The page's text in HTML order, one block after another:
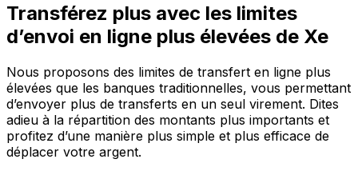
Transférez plus avec les limites
d’envoi en ligne plus élevées de Xe
Nous proposons des limites de transfert en ligne plus
élevées que les banques traditionnelles, vous permettant
d’envoyer plus de transferts en un seul virement. Dites
adieu à la répartition des montants plus importants et
profitez d’une manière plus simple et plus efficace de
déplacer votre argent.